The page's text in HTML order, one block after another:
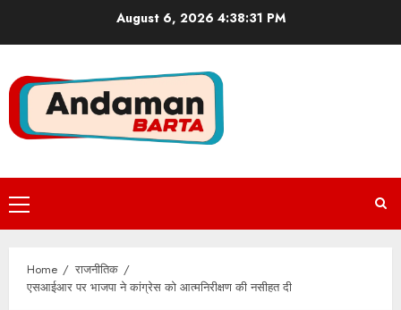
August 6, 2026 4:38:31 PM
Primary
Menu
Home
राजनीतिक
एसआईआर पर भाजपा ने कांग्रेस को आत्मनिरीक्षण की नसीहत दी